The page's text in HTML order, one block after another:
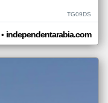
TG09DS
• independentarabia.com